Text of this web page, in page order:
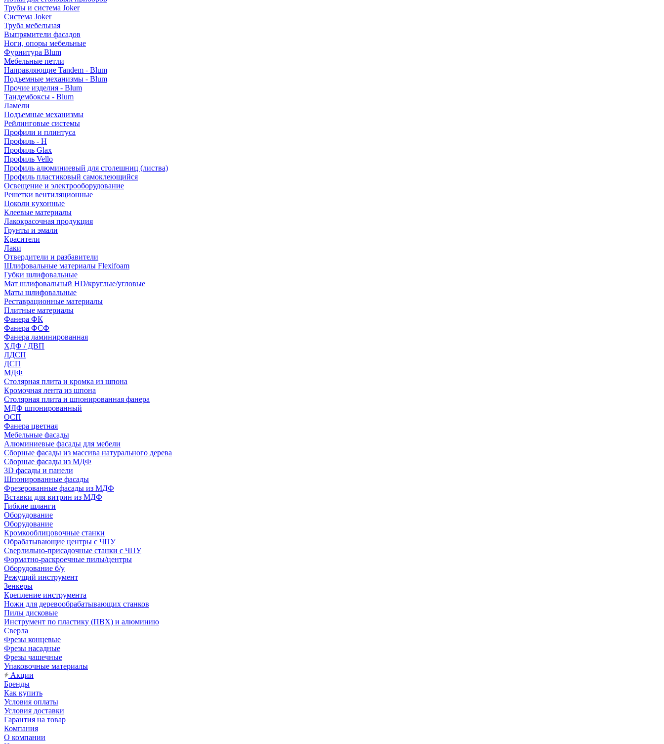
Трубы и система Joker
Система Joker
Труба мебельная
Выпрямители фасадов
Ноги, опоры мебельные
Фурнитура Blum
Мебельные петли
Направляющие Tandem - Blum
Подъемные механизмы - Blum
Прочие изделия - Blum
Тандембоксы - Blum
Ламели
Подъемные механизмы
Рейлинговые системы
Профили и плинтуса
Профиль - H
Профиль Glax
Профиль Vello
Профиль алюминиевый для столешниц (листва)
Профиль пластиковый самоклеющийся
Освещение и электрооборудование
Решетки вентиляционные
Цоколи кухонные
Клеевые материалы
Лакокрасочная продукция
Грунты и эмали
Красители
Лаки
Отвердители и разбавители
Шлифовальные материалы Flexifoam
Губки шлифовальные
Мат шлифовальный HD/круглые/угловые
Маты шлифовальные
Реставрационные материалы
Плитные материалы
Фанера ФК
Фанера ФСФ
Фанера ламинированная
ХДФ / ДВП
ЛДСП
ДСП
МДФ
Столярная плита и кромка из шпона
Кромочная лента из шпона
Столярная плита и шпонированная фанера
МДФ шпонированный
ОСП
Фанера цветная
Мебельные фасады
Алюминиевые фасады для мебели
Сборные фасады из массива натурального дерева
Сборные фасады из МДФ
3D фасады и панели
Шпонированные фасады
Фрезерованные фасады из МДФ
Вставки для витрин из МДФ
Гибкие шланги
Оборудование
Оборудование
Кромкооблицовочные станки
Обрабатывающие центры с ЧПУ
Сверлильно-присадочные станки с ЧПУ
Форматно-раскроечные пилы/центры
Оборудование б/у
Режущий инструмент
Зенкеры
Крепление инструмента
Ножи для деревообрабатывающих станков
Пилы дисковые
Инструмент по пластику (ПВХ) и алюминию
Сверла
Фрезы концевые
Фрезы насадные
Фрезы чашечные
Упаковочные материалы
Акции
Бренды
Как купить
Условия оплаты
Условия доставки
Гарантия на товар
Компания
О компании